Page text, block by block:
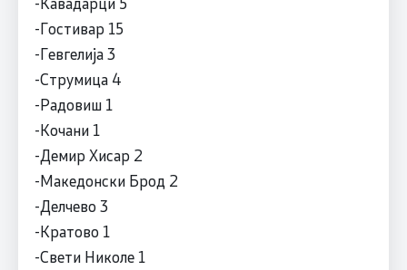
-Гостивар 15
-Гевгелија 3
-Струмица 4
-Радовиш 1
-Кочани 1
-Демир Хисар 2
-Македонски Брод 2
-Делчево 3
-Кратово 1
-Свети Николе 1